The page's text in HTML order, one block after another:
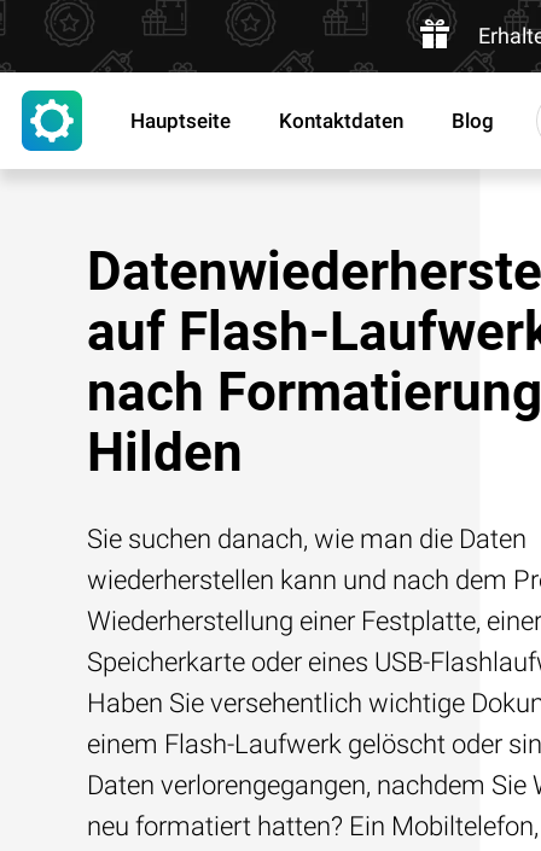
Hauptseite Kontaktdaten Blog
auf Flash-
nach
Hilden
Sie suchen danach, wie man die Daten
wiederherstellen kann und nach dem
Wiederherstellung einer Festplatte, einer
Speicherkarte oder eines USB-
Haben Sie versehentlich wichtige
einem Flash-Laufwerk gelöscht oder
Daten verlorengegangen, nachdem Sie
neu formatiert hatten? Ein